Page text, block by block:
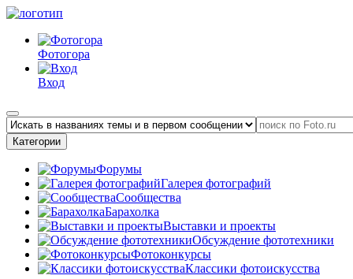
Фотогора
Вход
Категории
Форумы
Галерея фотографий
Сообщества
Барахолка
Выставки и проекты
Обсуждение фототехники
Фотоконкурсы
Классики фотоискусства